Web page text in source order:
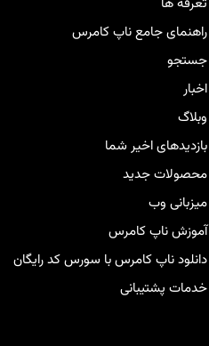
راهنمای جامع ناپ کامرس
جستجو
اخبار
وبلاگ
بازدیدهای اخیر شما
محصولات جدید
میزبانی وب
آموزش ناپ کامرس
دانلود ناپ کامرس با سورس کد رایگان
خدمات پشتیبانی